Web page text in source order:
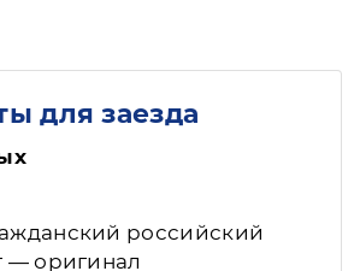
для заезда
российский
— оригинал